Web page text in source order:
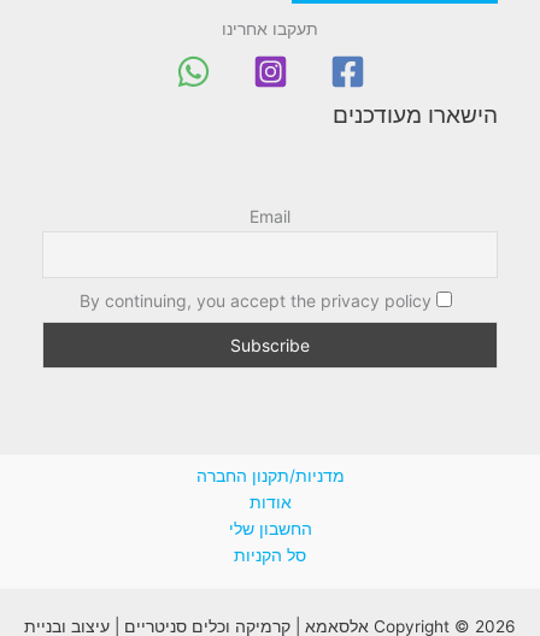
תעקבו אחרינו
הישארו מעודכנים
Email
By continuing, you accept the privacy policy
מדניות/תקנון החברה
אודות
החשבון שלי
סל הקניות
Copyright © 2026 אלסאמא | קרמיקה וכלים סניטריים | עיצוב ובניית